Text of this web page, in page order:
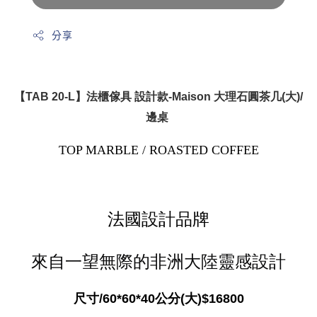
分享
【TAB 20-L】法櫃傢具 設計款-Maison 大理石圓茶几(大)/
邊桌
TOP MARBLE / ROASTED COFFEE
法國設計品牌
來自一望無際的非洲大陸靈感設計
尺寸/60*60*40公分(大)$16800